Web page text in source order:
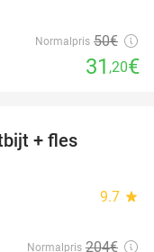
Normalpris 50€
31 ,20€
+ fles
9.7 star
Normalpris 204€